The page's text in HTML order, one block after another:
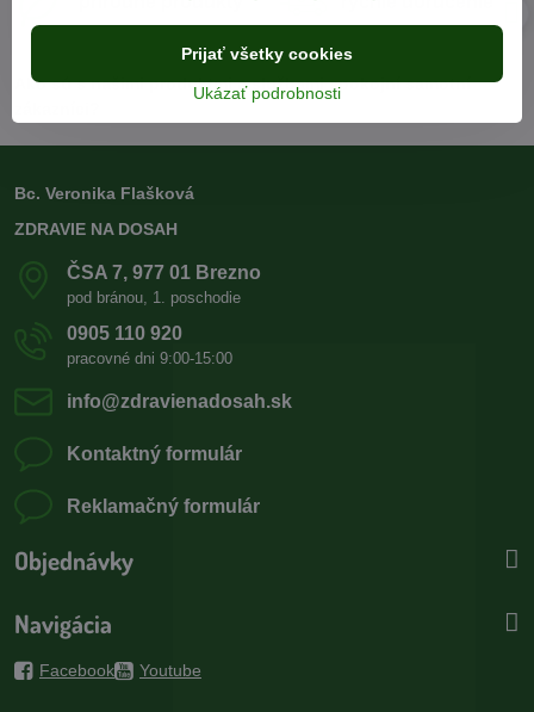
Ako sú s našimi produktmi a službami spokojní samotní
Bc. Veronika Flašková
ZDRAVIE NA DOSAH
ČSA 7, 977 01 Brezno
pod bránou, 1. poschodie
0905 110 920
pracovné dni 9:00-15:00
info​@zdravienadosah​.sk
Kontaktný formulár
Reklamačný formulár
Objednávky
Navigácia
Facebook Youtube
Ukázať podrobnosti
Prijať všetky cookies